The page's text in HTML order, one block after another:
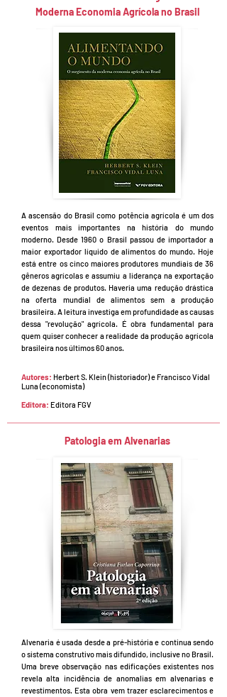
Moderna Economia Agrícola no Brasil
A ascensão do Brasil como potência agrícola é um dos
eventos mais importantes na história do mundo
moderno. Desde 1960 o Brasil passou de importador a
maior exportador líquido de alimentos do mundo. Hoje
está entre os cinco maiores produtores mundiais de 36
gêneros agrícolas e assumiu a liderança na exportação
de dezenas de produtos. Haveria uma redução drástica
na oferta mundial de alimentos sem a produção
brasileira. A leitura investiga em profundidade as causas
dessa "revolução" agrícola. É obra fundamental para
quem quiser conhecer a realidade da produção agrícola
brasileira nos últimos 60 anos.
Autores: Herbert S. Klein (historiador) e Francisco Vidal
Luna (economista)
Editora: Editora FGV
Patologia em Alvenarias
Alvenaria é usada desde a pré-história e continua sendo
o sistema construtivo mais difundido, inclusive no Brasil.
Uma breve observação nas edificações existentes nos
revela alta incidência de anomalias em alvenarias e
revestimentos. Esta obra vem trazer esclarecimentos e